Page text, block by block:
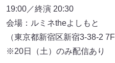
19:00／終演 20:30
会場：ルミネtheよしもと
（東京都新宿区新宿3-38-2 7F
※20日（土）のみ配信あり